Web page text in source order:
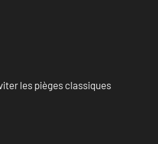
les pièges classiques